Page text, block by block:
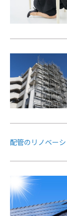
配管のリノベー